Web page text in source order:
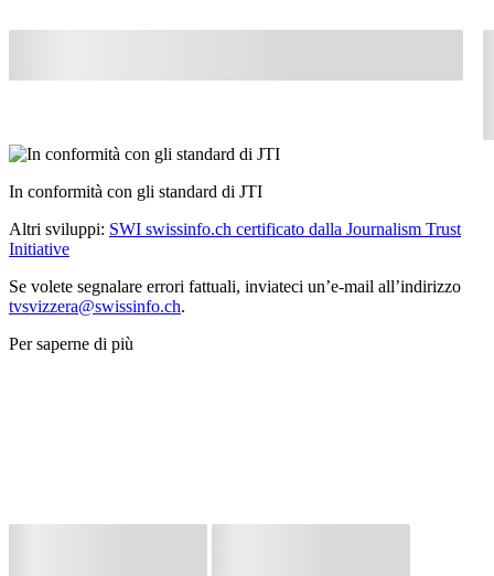
In conformità con gli standard di JTI
Altri sviluppi: SWI swissinfo.ch certificato dalla Journalism Trust
Initiative
Se volete segnalare errori fattuali, inviateci un’e-mail all’indirizzo
tvsvizzera@swissinfo.ch.
Per saperne di più